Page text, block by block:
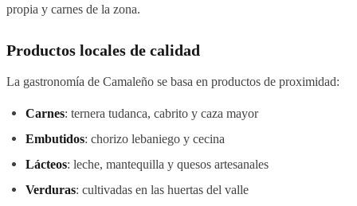
propia y carnes de la zona.
Productos locales de calidad
La gastronomía de Camaleño se basa en productos de proximidad:
Carnes: ternera tudanca, cabrito y caza mayor
Embutidos: chorizo lebaniego y cecina
Lácteos: leche, mantequilla y quesos artesanales
Verduras: cultivadas en las huertas del valle